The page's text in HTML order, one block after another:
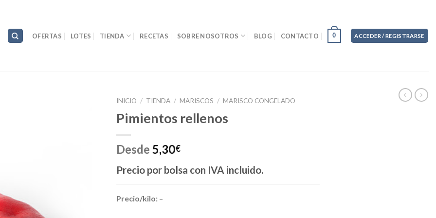
OFERTAS LOTES TIENDA RECETAS SOBRE NOSOTROS BLOG CONTACTO 0 ACCEDER / REGISTRARSE
INICIO / TIENDA / MARISCOS / MARISCO CONGELADO
Pimientos rellenos
Desde 5,30€
Precio por bolsa con IVA incluido.
Precio/kilo: –